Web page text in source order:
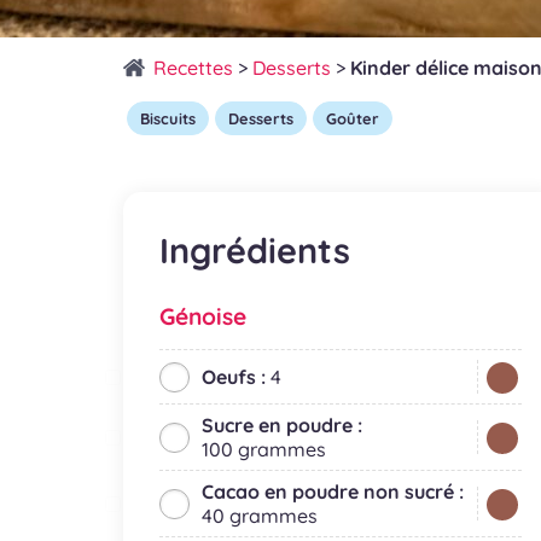
Recettes > Desserts > Kinder délice maison
Biscuits Desserts Goûter
Ingrédients
Génoise
Oeufs : 4
Sucre en poudre :
100 grammes
Cacao en poudre non sucré :
40 grammes